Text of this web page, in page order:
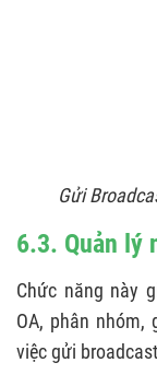
Gửi
6.3. Quản lý
Chức năng này
OA, phân
việc gửi